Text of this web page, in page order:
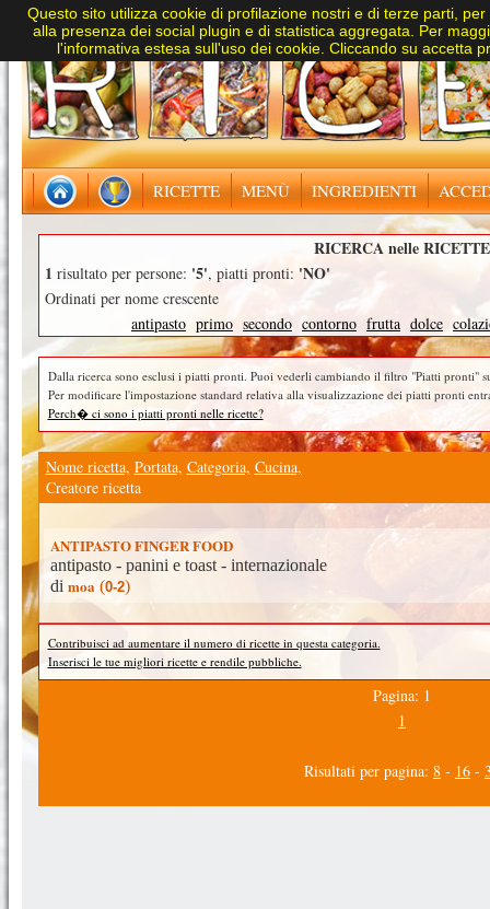
RICETTE MENÙ INGREDIENTI
RICERCA nelle RICETTE
1 risultato per persone: '5', piatti pronti: 'NO'
Ordinati per nome crescente
antipasto primo secondo contorno frutta dolce
Dalla ricerca sono esclusi i piatti pronti. Puoi vederli cambiando il filtro "Piatti pronti"
Per modificare l'impostazione standard relativa alla visualizzazione dei piatti pronti
Perch� ci sono i piatti pronti nelle ricette?
Nome ricetta, Portata, Categoria, Cucina,
Creatore ricetta
ANTIPASTO FINGER FOOD
antipasto - panini e toast - internazionale
di moa (0-2)
Contribuisci ad aumentare il numero di ricette in questa categoria.
Inserisci le tue migliori ricette e rendile pubbliche.
Pagina: 1
1
Risultati per pagina: 8 - 16 -
Questo sito utilizza cookie di profilazione nostri e di terze parti,
alla presenza dei social plugin e di statistica aggregata. Per
l'informativa estesa sull'uso dei cookie. Cliccando su accetta